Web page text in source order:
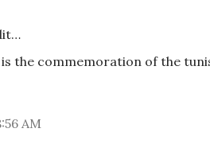
the commemoration of the
AM